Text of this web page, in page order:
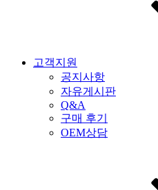
고객지원
공지사항
자유게시판
Q&A
구매 후기
OEM상담